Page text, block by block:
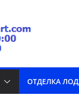
ОТДЕЛКА